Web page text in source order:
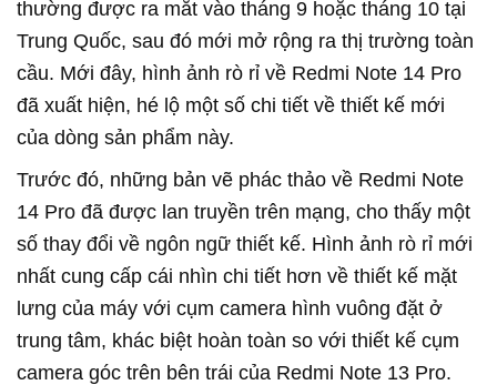
thường được ra mắt vào tháng 9 hoặc tháng 10 tại
Trung Quốc, sau đó mới mở rộng ra thị trường toàn
cầu. Mới đây, hình ảnh rò rỉ về Redmi Note 14 Pro
đã xuất hiện, hé lộ một số chi tiết về thiết kế mới
của dòng sản phẩm này.
Trước đó, những bản vẽ phác thảo về Redmi Note
14 Pro đã được lan truyền trên mạng, cho thấy một
số thay đổi về ngôn ngữ thiết kế. Hình ảnh rò rỉ mới
nhất cung cấp cái nhìn chi tiết hơn về thiết kế mặt
lưng của máy với cụm camera hình vuông đặt ở
trung tâm, khác biệt hoàn toàn so với thiết kế cụm
camera góc trên bên trái của Redmi Note 13 Pro.